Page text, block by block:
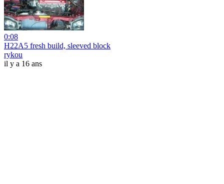
0:08
H22A5 fresh build, sleeved block
rykou
il y a 16 ans